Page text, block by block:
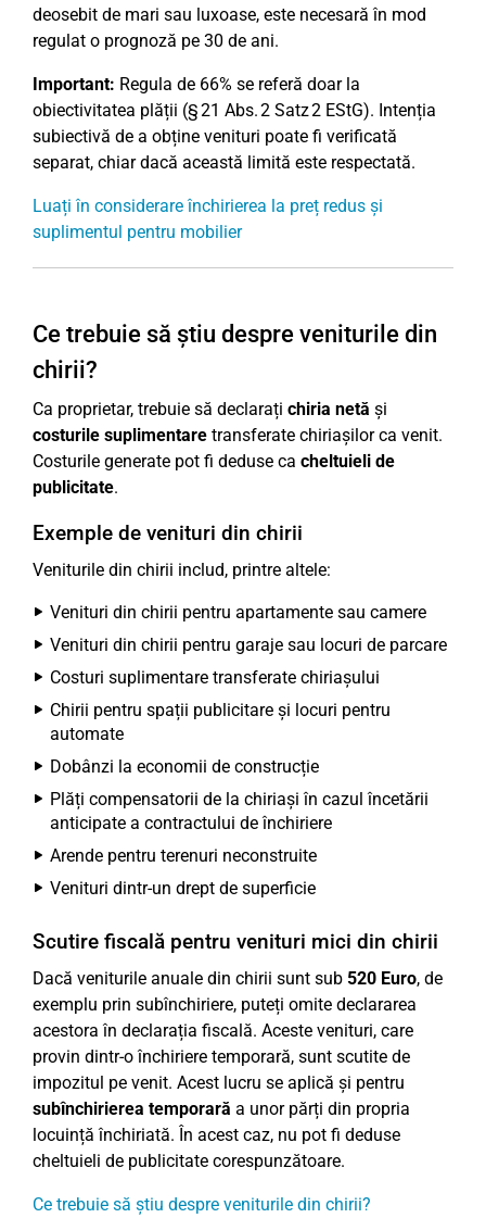
deosebit de mari sau luxoase, este necesară în mod
regulat o prognoză pe 30 de ani.
Important: Regula de 66% se referă doar la
obiectivitatea plății (§ 21 Abs. 2 Satz 2 EStG). Intenția
subiectivă de a obține venituri poate fi verificată
separat, chiar dacă această limită este respectată.
Luați în considerare închirierea la preț redus și
suplimentul pentru mobilier
Ce trebuie să știu despre veniturile din
chirii?
Ca proprietar, trebuie să declarați chiria netă și
costurile suplimentare transferate chiriașilor ca venit.
Costurile generate pot fi deduse ca cheltuieli de
publicitate.
Exemple de venituri din chirii
Veniturile din chirii includ, printre altele:
Venituri din chirii pentru apartamente sau camere
Venituri din chirii pentru garaje sau locuri de parcare
Costuri suplimentare transferate chiriașului
Chirii pentru spații publicitare și locuri pentru
automate
Dobânzi la economii de construcție
Plăți compensatorii de la chiriași în cazul încetării
anticipate a contractului de închiriere
Arende pentru terenuri neconstruite
Venituri dintr-un drept de superficie
Scutire fiscală pentru venituri mici din chirii
Dacă veniturile anuale din chirii sunt sub 520 Euro, de
exemplu prin subînchiriere, puteți omite declararea
acestora în declarația fiscală. Aceste venituri, care
provin dintr-o închiriere temporară, sunt scutite de
impozitul pe venit. Acest lucru se aplică și pentru
subînchirierea temporară a unor părți din propria
locuință închiriată. În acest caz, nu pot fi deduse
cheltuieli de publicitate corespunzătoare.
Ce trebuie să știu despre veniturile din chirii?